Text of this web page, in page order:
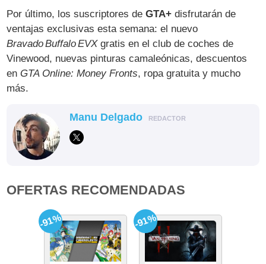
Por último, los suscriptores deGTA+ disfrutarán de
ventajas exclusivas esta semana: el nuevo
Bravado Buffalo EVXgratis en el club de coches de
Vinewood, nuevas pinturas camaleónicas, descuentos
enGTA Online: Money Fronts, ropa gratuita y mucho
más.
Manu Delgado REDACTOR
OFERTAS RECOMENDADAS
-91% -91%